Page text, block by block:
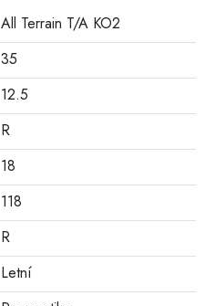
All Terrain T/A KO2
35
12.5
R
18
118
R
Letní